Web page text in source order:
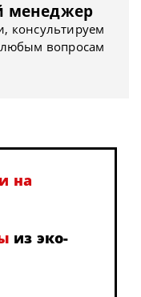
менеджер
консультируем
вопросам
на
из эко-